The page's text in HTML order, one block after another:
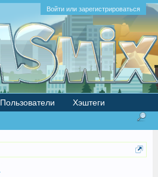
Войти или зарегистрироваться
Пользователи Хэштеги